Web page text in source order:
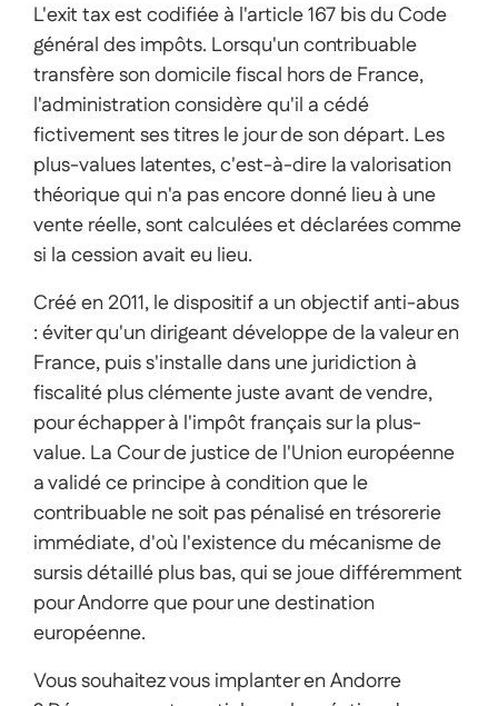
L'exit tax est codifiée à l'article 167 bis du Code
général des impôts. Lorsqu'un contribuable
transfère son domicile fiscal hors de France,
l'administration considère qu'il a cédé
fictivement ses titres le jour de son départ. Les
plus-values latentes, c'est-à-dire la valorisation
théorique qui n'a pas encore donné lieu à une
vente réelle, sont calculées et déclarées comme
si la cession avait eu lieu.
Créé en 2011, le dispositif a un objectif anti-abus
: éviter qu'un dirigeant développe de la valeur en
France, puis s'installe dans une juridiction à
fiscalité plus clémente juste avant de vendre,
pour échapper à l'impôt français sur la plus-
value. La Cour de justice de l'Union européenne
a validé ce principe à condition que le
contribuable ne soit pas pénalisé en trésorerie
immédiate, d'où l'existence du mécanisme de
sursis détaillé plus bas, qui se joue différemment
pour Andorre que pour une destination
européenne.
Vous souhaitez vous implanter en Andorre